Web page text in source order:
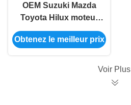
OEM Suzuki Mazda
Toyota Hilux moteur
de démarrage en vrac
28100-35030
Obtenez le meilleur prix
Voir Plus